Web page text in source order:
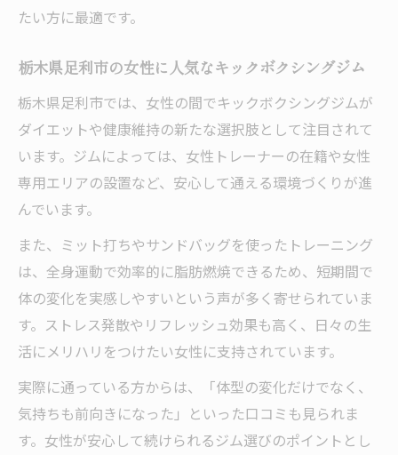
忙しい女性でも続けやすいキックボクシン
足利市で人気の通い方を実践する秘訣
キックボクシングを週何回通えば効果的か
徹底解説
無理なく継続できるキックボクシングのポ
イント
たい方に最適です。
栃木県足利市の女性に人気なキックボクシングジム
栃木県足利市では、女性の間でキックボクシングジムが
ダイエットや健康維持の新たな選択肢として注目されて
います。ジムによっては、女性トレーナーの在籍や女性
専用エリアの設置など、安心して通える環境づくりが進
んでいます。
また、ミット打ちやサンドバッグを使ったトレーニング
は、全身運動で効率的に脂肪燃焼できるため、短期間で
体の変化を実感しやすいという声が多く寄せられていま
す。ストレス発散やリフレッシュ効果も高く、日々の生
活にメリハリをつけたい女性に支持されています。
実際に通っている方からは、「体型の変化だけでなく、
気持ちも前向きになった」といった口コミも見られま
す。女性が安心して続けられるジム選びのポイントとし